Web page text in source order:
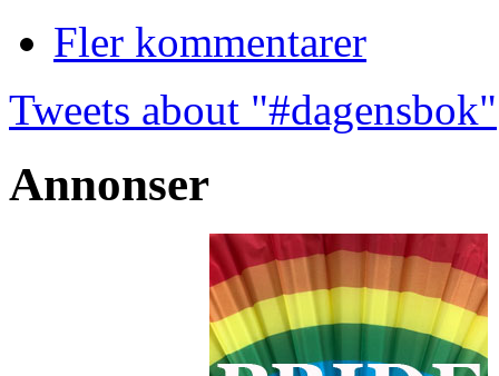
Fler kommentarer
Tweets about "#dagensbok"
Annonser